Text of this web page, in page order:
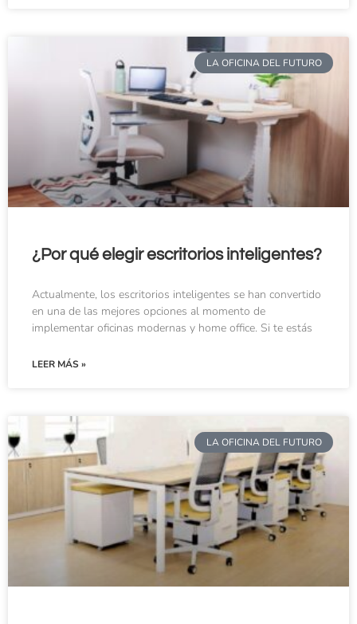
LA OFICINA DEL FUTURO
¿Por qué elegir escritorios inteligentes?
Actualmente, los escritorios inteligentes se han convertido
en una de las mejores opciones al momento de
implementar oficinas modernas y home office. Si te estás
LEER MÁS »
LA OFICINA DEL FUTURO